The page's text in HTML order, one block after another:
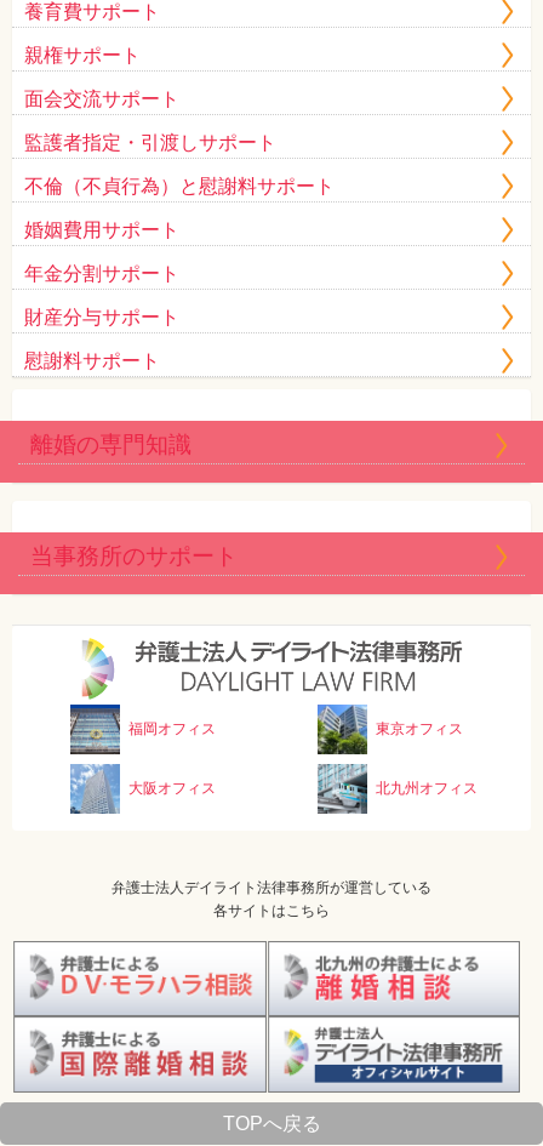
養育費サポート
親権サポート
面会交流サポート
監護者指定・引渡しサポート
不倫（不貞行為）と慰謝料サポート
婚姻費用サポート
年金分割サポート
財産分与サポート
慰謝料サポート
離婚の専門知識
当事務所のサポート
福岡オフィス 東京オフィス
大阪オフィス 北九州オフィス
弁護士法人デイライト法律事務所が運営している
各サイトはこちら
TOPへ戻る